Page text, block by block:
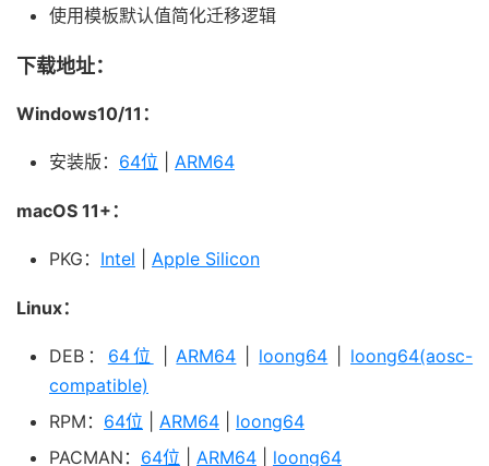
使用模板默认值简化迁移逻辑
下载地址：
Windows10/11：
安装版： 64位 ARM64
macOS 11+：
PKG： Intel Apple Silicon
Linux：
DEB： 64位 |ARM64 loong64
loong64(aosc-
compatible)
RPM： 64位 ARM64
loong64
PACMAN： 64位 ARM64 loong64